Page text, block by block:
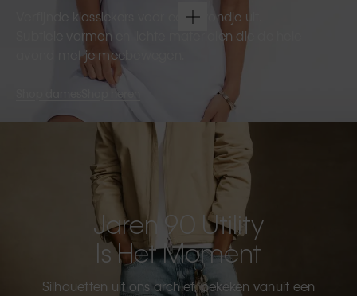
Verfijnde klassiekers voor een avondje uit.
Subtiele vormen en lichte materialen die de hele
avond met je meebewegen.
Shop heren
Jaren 90 Utility
Is Het Moment
Silhouetten uit ons archief, bekeken vanuit een